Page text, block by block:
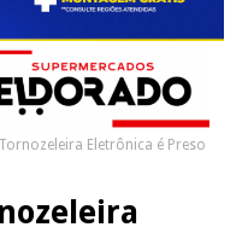
Eletrônica é Preso